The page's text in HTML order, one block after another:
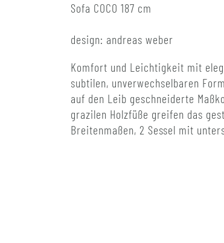
Sofa COCO 187 cm
design: andreas weber
Komfort und Leichtigkeit mit
subtilen, unverwechselbaren
auf den Leib geschneiderte
grazilen Holzfüße greifen das
Breitenmaßen, 2 Sessel mit